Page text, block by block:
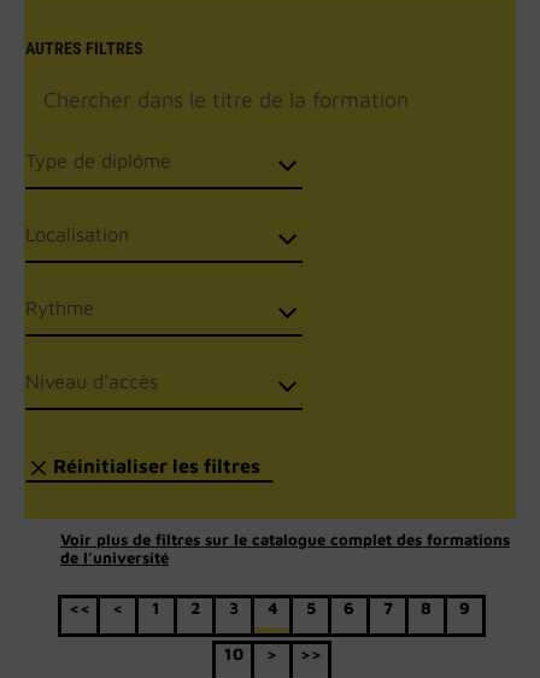
AUTRES FILTRES
Voir plus de filtres sur le catalogue complet des formations
de l’université
<< < 1 2 3 4 5 6 7 8 9
10 > >>